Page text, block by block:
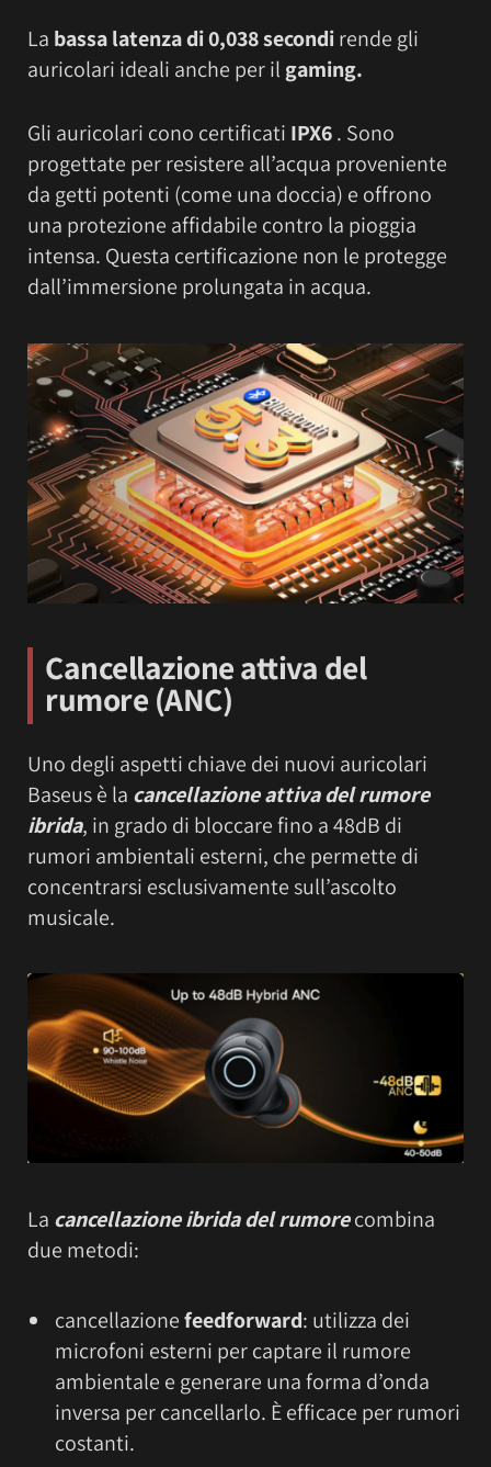
La bassa latenza di 0,038 secondirende gli
auricolari ideali anche per il gaming.
Gli auricolari cono certificati IPX6. Sono
progettate per resistere all’acqua proveniente
da getti potenti (come una doccia) e offrono
una protezione affidabile contro la pioggia
intensa. Questa certificazione non le protegge
dall’immersione prolungata in acqua.
Cancellazione attiva del
rumore (ANC)
Uno degli aspetti chiave dei nuovi auricolari
Baseus è la cancellazione attiva del rumore
ibrida, in grado di bloccare fino a 48dB di
rumori ambientali esterni, che permette di
concentrarsi esclusivamente sull’ascolto
musicale.
La cancellazione ibrida del rumorecombina
due metodi:
cancellazionefeedforward: utilizza dei
microfoni esterni per captare il rumore
ambientale e generare una forma d’onda
inversa per cancellarlo. È efficace per rumori
costanti.